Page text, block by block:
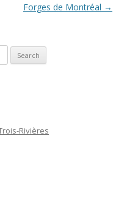
Forges de Montréal →
Rivières